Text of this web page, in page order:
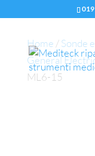
Home /Sonde
General
ML6-15